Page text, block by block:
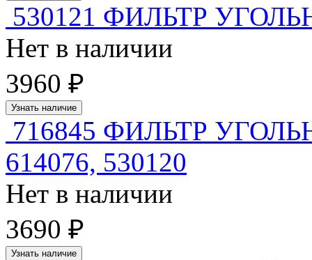
530121 ФИЛЬТР
Нет в наличии
3960 ₽
Узнать наличие
716845 ФИЛЬТР
614076, 530120
Нет в наличии
3690 ₽
Узнать наличие